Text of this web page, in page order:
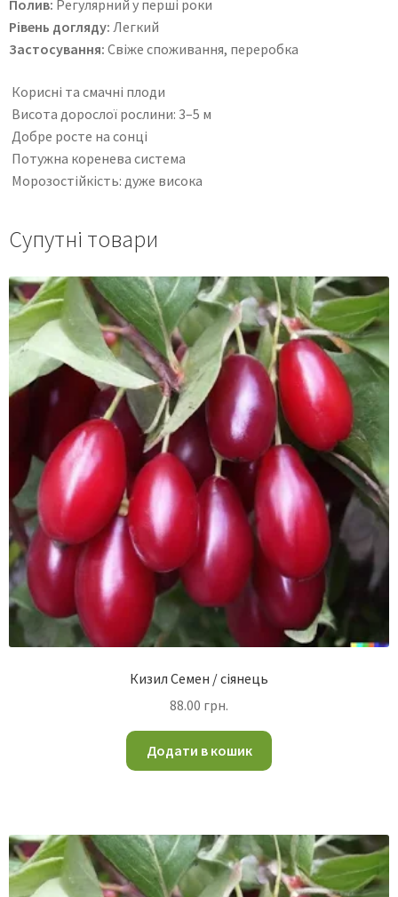
Полив: Регулярний у перші роки
Рівень догляду: Легкий
Застосування: Свіже споживання, переробка
Корисні та смачні плоди
Висота дорослої рослини: 3–5 м
Добре росте на сонці
Потужна коренева система
Морозостійкість: дуже висока
Супутні товари
Кизил Семен / сіянець
88.00 грн.
Додати в кошик